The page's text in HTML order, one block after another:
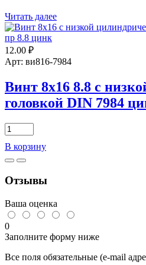
сталь
Читать далее
12.00 ₽
Арт: ви816-7984
Винт 8х16 8.8 с
головкой DIN 7984
Количество
товара
Винт
8х16
с
цилиндр.
головкой
DIN
7984
В корзину
Отзывы
Ваша оценка
0
Заполните форму ниже
Все поля обязательные (e-mail